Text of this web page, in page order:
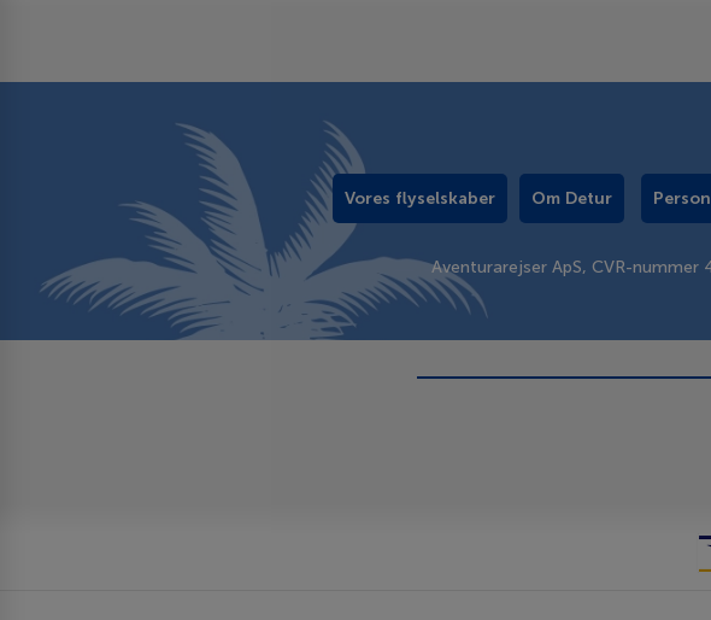
Vores flyselskaber Om Detur
Aventurarejser ApS, CVR-